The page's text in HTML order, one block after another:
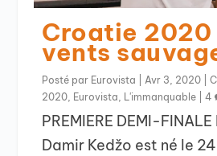
Croatie 2020
vents
Posté par Eurovista |Avr 3, 2020 |
2020, Eurovista, L'immanquable |4
PREMIERE DEMI-
Damir Kedžo est né le